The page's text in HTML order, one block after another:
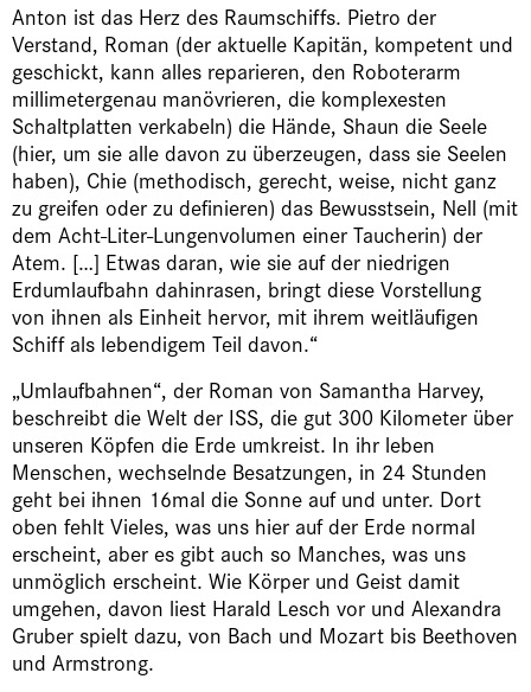
Anton ist das Herz des Raumschiffs. Pietro der
Verstand, Roman (der aktuelle Kapitän, kompetent und
geschickt, kann alles reparieren, den Roboterarm
millimetergenau manövrieren, die komplexesten
Schaltplatten verkabeln) die Hände, Shaun die Seele
(hier, um sie alle davon zu überzeugen, dass sie Seelen
haben), Chie (methodisch, gerecht, weise, nicht ganz
zu greifen oder zu definieren) das Bewusstsein, Nell (mit
dem Acht-Liter-Lungenvolumen einer Taucherin) der
Atem. […] Etwas daran, wie sie auf der niedrigen
Erdumlaufbahn dahinrasen, bringt diese Vorstellung
von ihnen als Einheit hervor, mit ihrem weitläufigen
Schiff als lebendigem Teil davon.“
„Umlaufbahnen“, der Roman von Samantha Harvey,
beschreibt die Welt der ISS, die gut 300 Kilometer über
unseren Köpfen die Erde umkreist. In ihr leben
Menschen, wechselnde Besatzungen, in 24 Stunden
geht bei ihnen 16mal die Sonne auf und unter. Dort
oben fehlt Vieles, was uns hier auf der Erde normal
erscheint, aber es gibt auch so Manches, was uns
unmöglich erscheint. Wie Körper und Geist damit
umgehen, davon liest Harald Lesch vor und Alexandra
Gruber spielt dazu, von Bach und Mozart bis Beethoven
und Armstrong.